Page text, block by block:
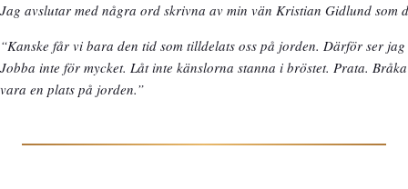
Jag avslutar med några ord skrivna av min vän Kristian Gidlund
“Kanske får vi bara den tid som tilldelats oss på jorden. Därför ser
Jobba inte för mycket. Låt inte känslorna stanna i bröstet. Prata.
vara en plats på jorden.”